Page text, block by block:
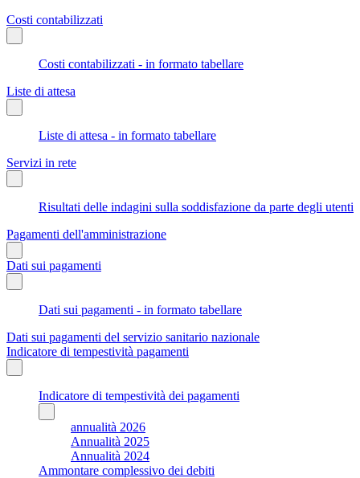
Costi contabilizzati
Costi contabilizzati - in formato tabellare
Liste di attesa
Liste di attesa - in formato tabellare
Servizi in rete
Risultati delle indagini sulla soddisfazione da parte degli utenti
Pagamenti dell'amministrazione
Dati sui pagamenti
Dati sui pagamenti - in formato tabellare
Dati sui pagamenti del servizio sanitario nazionale
Indicatore di tempestività pagamenti
Indicatore di tempestività dei pagamenti
annualità 2026
Annualità 2025
Annualità 2024
Ammontare complessivo dei debiti